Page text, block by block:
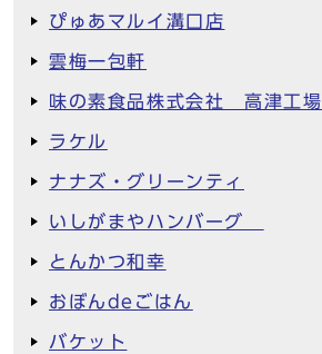
ぴゅあマルイ溝口店
雲梅一包軒
味の素食品株式会社 高津工場
ラケル
ナナズ・グリーンティ
いしがまやハンバーグ
とんかつ和幸
おぼんdeごはん
バケット